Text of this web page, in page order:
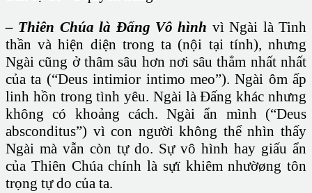
– Thiên Chúa là Đấng Vô hình vì Ngài là Tinh
thần và hiện diện trong ta (nội tại tính), nhưng
Ngài cũng ở thâm sâu hơn nơi sâu thẳm nhất nhất
của ta (“Deus intimior intimo meo”). Ngài ôm ấp
linh hồn trong tình yêu. Ngài là Đấng khác nhưng
không có khoảng cách. Ngài ẩn mình (“Deus
absconditus”) vì con người không thể nhìn thấy
Ngài mà vẫn còn tự do. Sự vô hình hay giấu ẩn
của Thiên Chúa chính là sựï khiêm nhườøng tôn
trọng tự do của ta.